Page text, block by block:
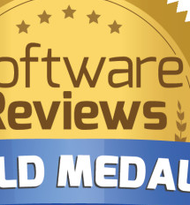
見る
ためのエンドツーエンド暗
ャー。
キーの機能などをアンロッ